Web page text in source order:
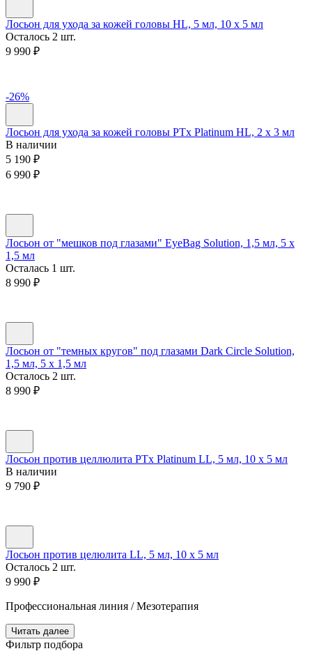
Лосьон для ухода за кожей головы HL, 5 мл, 10 х 5 мл
Осталось 2 шт.
9 990 ₽
-26%
Лосьон для ухода за кожей головы PTx Platinum HL, 2 х 3 мл
В наличии
5 190 ₽
6 990 ₽
Лосьон от "мешков под глазами" EyeBag Solution, 1,5 мл, 5 х
1,5 мл
Осталась 1 шт.
8 990 ₽
Лосьон от "темных кругов" под глазами Dark Circle Solution,
1,5 мл, 5 х 1,5 мл
Осталось 2 шт.
8 990 ₽
Лосьон против целлюлита PTx Platinum LL, 5 мл, 10 х 5 мл
В наличии
9 790 ₽
Лосьон против целюлита LL, 5 мл, 10 х 5 мл
Осталось 2 шт.
9 990 ₽
Профессиональная линия / Мезотерапия
Читать далее
Фильтр подбора